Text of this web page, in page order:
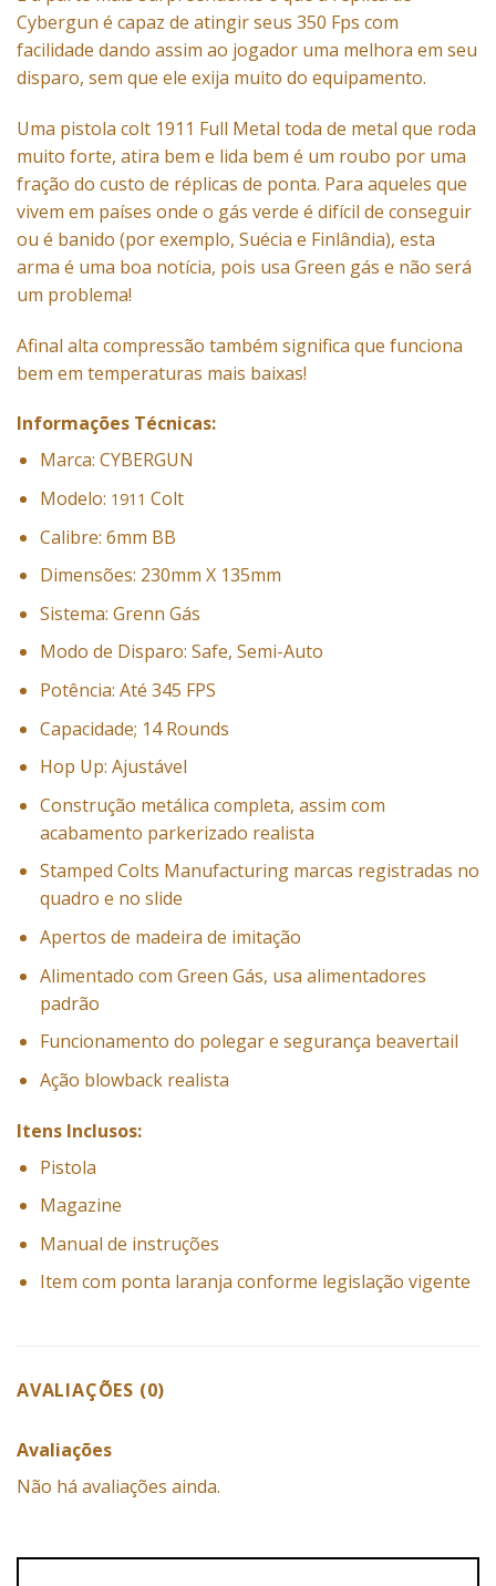
Cybergun é capaz de atingir seus 350 Fps com
facilidade dando assim ao jogador uma melhora em seu
disparo, sem que ele exija muito do equipamento.
Uma pistola colt 1911 Full Metal toda de metal que roda
muito forte, atira bem e lida bem é um roubo por uma
fração do custo de réplicas de ponta. Para aqueles que
vivem em países onde o gás verde é difícil de conseguir
ou é banido (por exemplo, Suécia e Finlândia), esta
arma é uma boa notícia, pois usa Green gás e não será
um problema!
Afinal alta compressão também significa que funciona
bem em temperaturas mais baixas!
Informações Técnicas:
Marca: CYBERGUN
Modelo: 1911 Colt
Calibre: 6mm BB
Dimensões: 230mm X 135mm
Sistema: Grenn Gás
Modo de Disparo: Safe, Semi-Auto
Potência: Até 345 FPS
Capacidade; 14 Rounds
Hop Up: Ajustável
Construção metálica completa, assim com
acabamento parkerizado realista
Stamped Colts Manufacturing marcas registradas no
quadro e no slide
Apertos de madeira de imitação
Alimentado com Green Gás, usa alimentadores
padrão
Funcionamento do polegar e segurança beavertail
Ação blowback realista
Itens Inclusos:
Pistola
Magazine
Manual de instruções
Item com ponta laranja conforme legislação vigente
AVALIAÇÕES (0)
Avaliações
Não há avaliações ainda.